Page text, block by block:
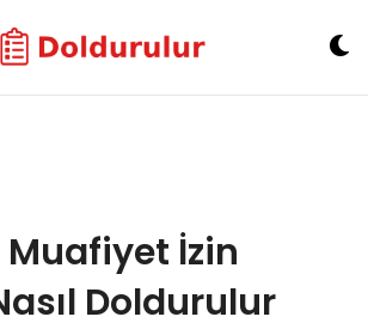
Muafiyet İzin
Doldurulur